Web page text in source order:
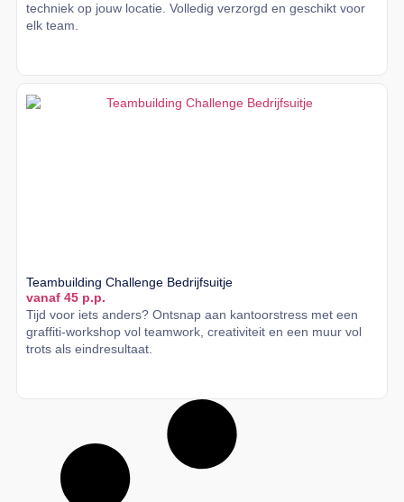
techniek op jouw locatie. Volledig verzorgd en geschikt voor
elk team.
Teambuilding Challenge Bedrijfsuitje
vanaf 45 p.p.
Tijd voor iets anders? Ontsnap aan kantoorstress met een
graffiti-workshop vol teamwork, creativiteit en een muur vol
trots als eindresultaat.